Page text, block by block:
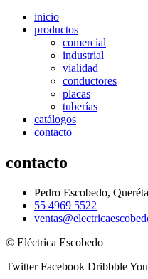
inicio
productos
comercial
industrial
vialidad
conductores
placas
tuberías
catálogos
contacto
contacto
Pedro Escobedo,
55 4969 5522
© Eléctrica Escobedo
Twitter Facebook Dribbble